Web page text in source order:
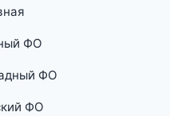
ФО
ФО
ФО